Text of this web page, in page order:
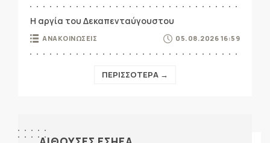
Η αργία του Δεκαπενταύγουστου
ΑΝΑΚΟΙΝΩΣΕΙΣ 05.08.2026 16:59
ΠΕΡΙΣΣΟΤΕΡΑ →